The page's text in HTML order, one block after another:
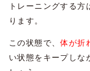
トレーニングする方
ります。
この状態で、体が折
い状態をキープしな